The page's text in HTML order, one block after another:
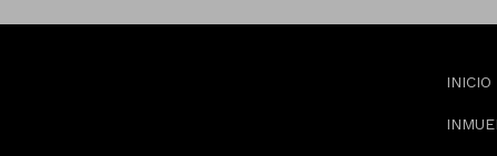
INICIO